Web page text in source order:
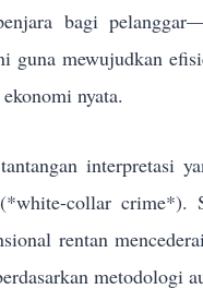
bagi
mewujudkan
nyata.
interpretasi
collar crime*).
rentan
metodologi